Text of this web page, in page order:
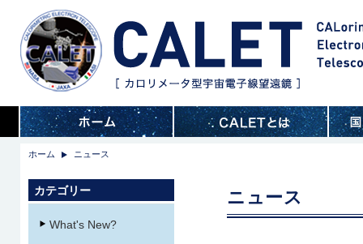
ホーム ニュース
ニュース
カテゴリー
What's New?